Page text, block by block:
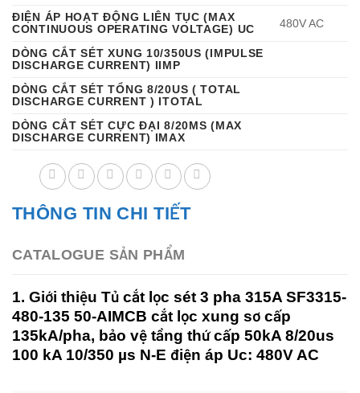
ĐIỆN ÁP HOẠT ĐỘNG LIÊN TỤC (MAX
CONTINUOUS OPERATING VOLTAGE) UC
480V AC
DÒNG CẮT SÉT XUNG 10/350US (IMPULSE
DISCHARGE CURRENT) IIMP
DÒNG CẮT SÉT TỔNG 8/20US ( TOTAL
DISCHARGE CURRENT ) ITOTAL
DÒNG CẮT SÉT CỰC ĐẠI 8/20ΜS (MAX
DISCHARGE CURRENT) IMAX
THÔNG TIN CHI TIẾT
CATALOGUE SẢN PHẨM
1. Giới thiệu Tủ cắt lọc sét 3 pha 315A SF3315-
480-135 50-AIMCB cắt lọc xung sơ cấp
135kA/pha, bảo vệ tầng thứ cấp 50kA 8/20us
100 kA 10/350 µs N-E điện áp Uc: 480V AC